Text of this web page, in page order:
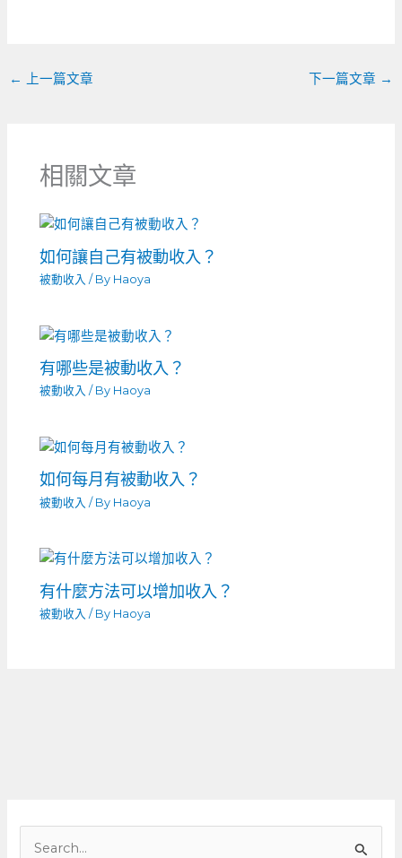
← 上一篇文章 下一篇文章 →
相關文章
如何讓自己有被動收入？
被動收入 / By Haoya
有哪些是被動收入？
被動收入 / By Haoya
如何每月有被動收入？
被動收入 / By Haoya
有什麼方法可以增加收入？
被動收入 / By Haoya